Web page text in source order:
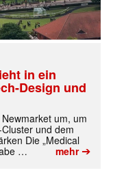
in ein
Design und
um, um
und dem
Die „Medical
…
mehr➔